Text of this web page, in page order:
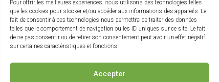
Pour offrir les meilleures expériences, nous utilisons des technologies telles
que les cookies pour stocker et/ou accéder aux informations des appareils. Le
fait de consentir à ces technologies nous permettra de traiter des données
telles que le comportement de navigation ou les ID uniques sur ce site. Le fait
de ne pas consentir ou de retirer son consentement peut avoir un effet négatif
sur certaines caractéristiques et fonctions.
Accepter
IMMOBILIER ET CONSTRUCTION
SITE POLLUÉ
URBANISME